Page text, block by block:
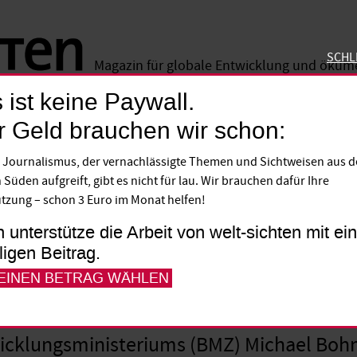
Magazin für globale Entwicklung und
was?
UN-Welternährungsprogramms
J. Lindberg. Seit April ist Sebastian
Weltbevölkerung. Der
Food Prize. Der langjährige
(BMZ) Michael
ist keine Paywall.
Geld brauchen wir schon:
Journalismus, der vernachlässigte Themen und Sichtweisen aus
Süden aufgreift, gibt es nicht für lau. Wir brauchen dafür Ihre
– schon 3 Euro im Monat helfen!
unterstütze die Arbeit von welt-sichten mit
Beitrag.
BETRAG WÄHLEN